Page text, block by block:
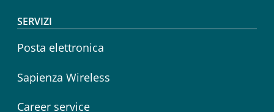
SERVIZI
Posta elettronica
Sapienza Wireless
Career service